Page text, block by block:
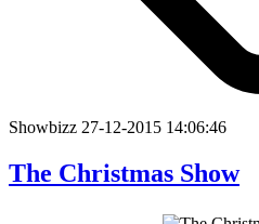
Showbizz 27-12-2015 14:06:46
The Christmas Show